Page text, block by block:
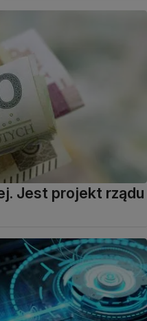
Jest projekt rządu